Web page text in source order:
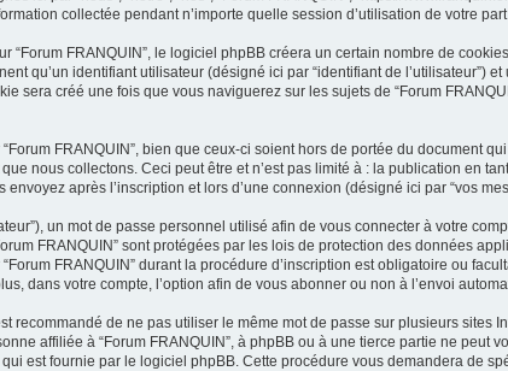
collectée pendant n’importe quelle session d’utilisation de votre
FRANQUIN”, le logiciel phpBB créera un certain nombre de
qu’un identifiant utilisateur (désigné ici par “identifiant de l’utilisateur”)
sera créé une fois que vous naviguerez sur les sujets de “Forum
FRANQUIN”, bien que ceux-ci soient hors de portée du document
nous collectons. Ceci peut être et n’est pas limité à : la publication en
après l’inscription et lors d’une connexion (désigné ici par “vos
un mot de passe personnel utilisé afin de vous connecter à votre
FRANQUIN” sont protégées par les lois de protection des données
FRANQUIN” durant la procédure d’inscription est obligatoire ou
dans votre compte, l’option afin de vous abonner ou non à l’envoi
de ne pas utiliser le même mot de passe sur plusieurs sites
affiliée à “Forum FRANQUIN”, à phpBB ou à une tierce partie ne peut
est fournie par le logiciel phpBB. Cette procédure vous demandera de